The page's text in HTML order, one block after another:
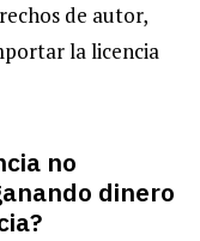
de autor,
la licencia
no
dinero